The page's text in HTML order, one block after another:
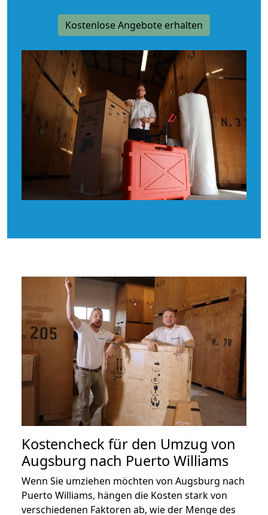
Kostenlose Angebote erhalten
Kostencheck für den Umzug von
Augsburg nach Puerto Williams
Wenn Sie umziehen möchten von Augsburg nach
Puerto Williams, hängen die Kosten stark von
verschiedenen Faktoren ab, wie der Menge des